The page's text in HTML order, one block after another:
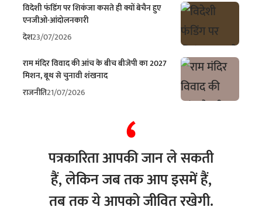
विदेशी फंडिंग पर शिकंजा कसते ही क्यों बेचैन हुए
एनजीओ-आंदोलनकारी
देश23/07/2026
राम मंदिर विवाद की आंच के बीच बीजेपी का 2027
मिशन, बूथ से चुनावी शंखनाद
राजनीति21/07/2026
पत्रकारिता आपकी जान ले सकती
हैं, लेकिन जब तक आप इसमें हैं,
तब तक ये आपको जीवित रखेगी.